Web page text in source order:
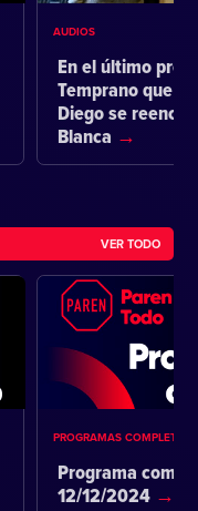
AUDIOS
En el último
Temprano que
Diego se
Blanca
VER TODO
PROGRAMAS COMPLETOS
Programa
12/12/2024